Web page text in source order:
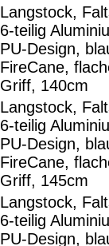
Langstock,
6-teilig
PU-Design,
FireCane,
Griff, 140cm
Langstock,
6-teilig
PU-Design,
FireCane,
Griff, 145cm
Langstock,
6-teilig
PU-Design,